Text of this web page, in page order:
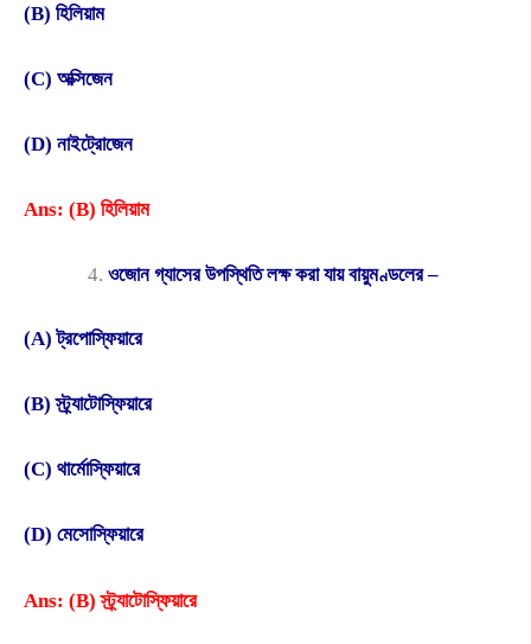
(B) হিলিয়াম
(C) অক্সিজেন
(D) নাইট্রোজেন
Ans: (B) হিলিয়াম
ওজোন গ্যাসের উপস্থিতি লক্ষ করা যায় বায়ুমণ্ডলের –
(A) ট্রপোস্ফিয়ারে
(B) স্ট্র্যাটোস্ফিয়ারে
(C) থার্মোস্ফিয়ারে
(D) মেসোস্ফিয়ারে
Ans: (B) স্ট্র্যাটোস্ফিয়ারে